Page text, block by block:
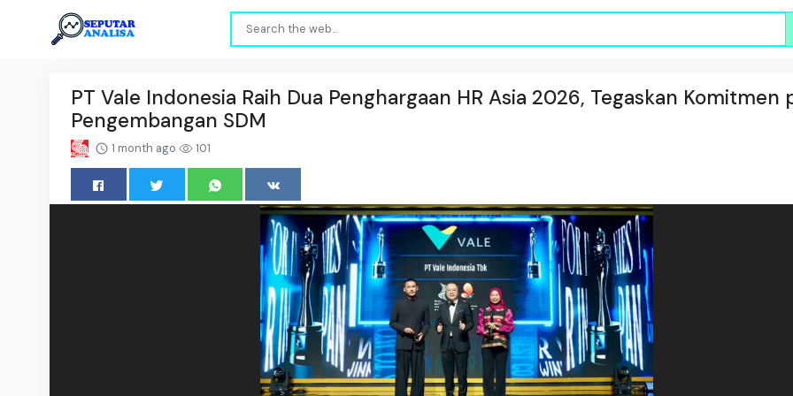
PT Vale Indonesia Raih Dua Penghargaan HR Asia 2026, Tegaskan Komitmen
Pengembangan SDM
1 month ago 101